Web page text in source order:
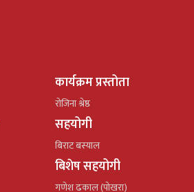
कार्यक्रम प्रस्तोता
रोजिना श्रेष्ठ
सहयोगी
बिराट बस्याल
बिशेष सहयोगी
गणेश ढकाल (पोखरा)